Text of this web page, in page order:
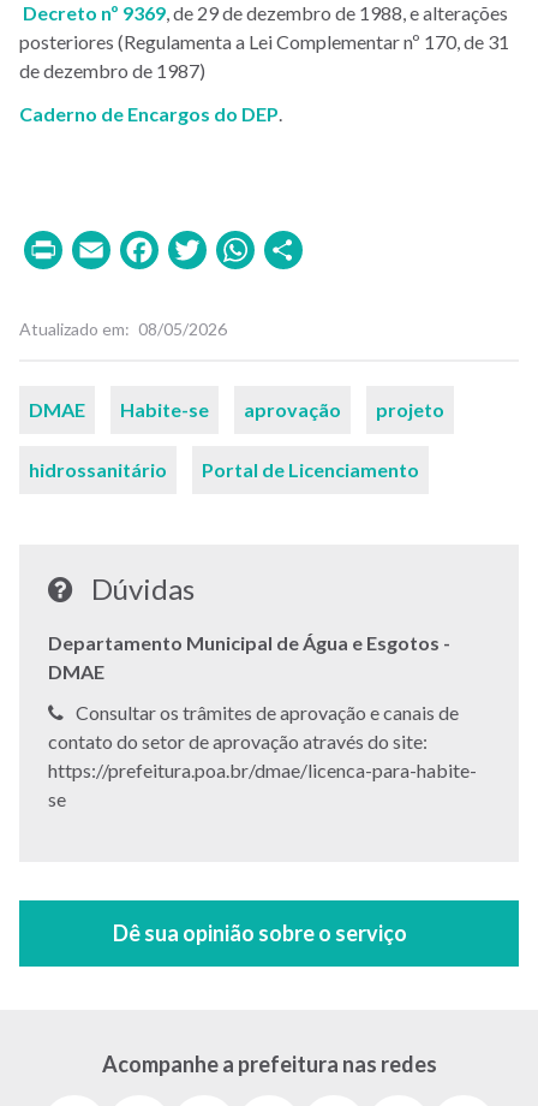
Decreto nº 9369, de 29 de dezembro de 1988, e alterações
posteriores (Regulamenta a Lei Complementar nº 170, de 31
de dezembro de 1987)
Caderno de Encargos do DEP.
PrintEmailFacebook
TwitterWhatsApp
Atualizado em 08/05/2026
Palavras-
DMAE Habite-se aprovação projeto
hidrossanitário Portal de Licenciamento
Dúvidas
Departamento Municipal de Água e Esgotos -
DMAE
Telefone:
Consultar os trâmites de aprovação e canais de
contato do setor de aprovação através do site:
https://prefeitura.poa.br/dmae/licenca-para-habite-
se
Acompanhe a prefeitura nas redes